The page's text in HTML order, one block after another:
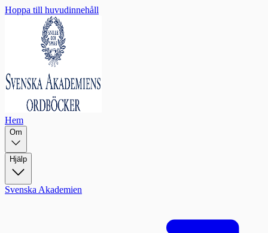
Hoppa till huvudinnehåll
Hem
Om
Hjälp
Svenska Akademien